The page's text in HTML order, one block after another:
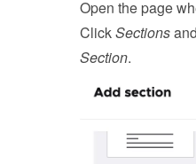
Open the page
Click Sections
Section.